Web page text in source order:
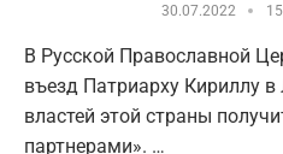
30.07.2022
В Русской Православной
въезд Патриарху Кириллу
властей этой страны
партнерами». …